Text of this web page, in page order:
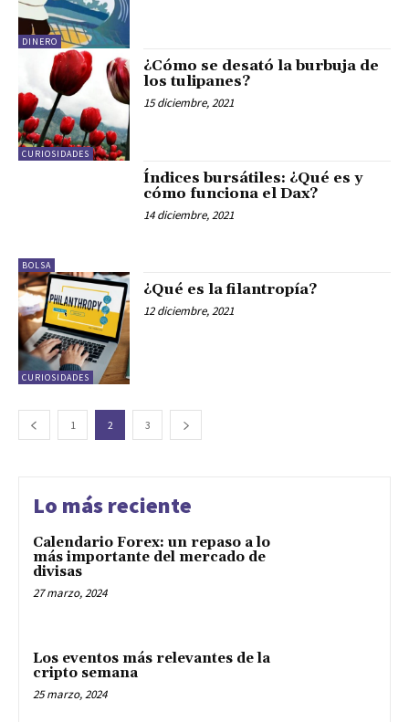
DINERO
CURIOSIDADES
¿Cómo se desató la burbuja de
los tulipanes?
15 diciembre, 2021
BOLSA
Índices bursátiles: ¿Qué es y
cómo funciona el Dax?
14 diciembre, 2021
CURIOSIDADES
¿Qué es la filantropía?
12 diciembre, 2021
1 2 3
Lo más reciente
Calendario Forex: un repaso a lo
más importante del mercado de
divisas
27 marzo, 2024
Los eventos más relevantes de la
cripto semana
25 marzo, 2024